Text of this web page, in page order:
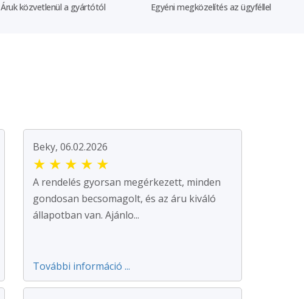
Áruk közvetlenül a gyártótól Egyéni megközelítés az ügyféllel
Beky, 06.02.2026
★ ★ ★ ★ ★
A rendelés gyorsan megérkezett, minden
gondosan becsomagolt, és az áru kiváló
állapotban van. Ajánlo...
További információ ...